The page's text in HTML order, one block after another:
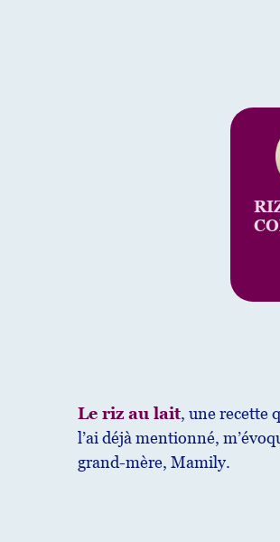
Le riz au lait, une recette
l’ai déjà mentionné,
grand-mère, Mamily.